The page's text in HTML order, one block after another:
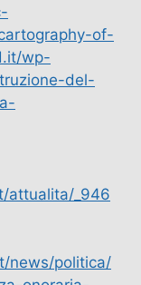
of-
wp-
del-
attualita/_946
news/politica/